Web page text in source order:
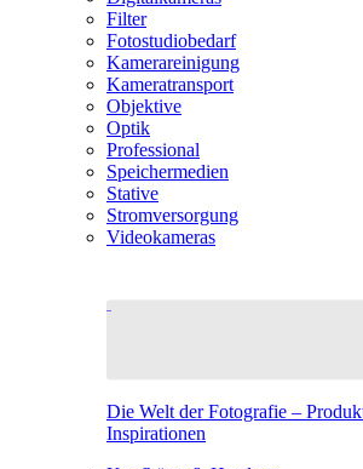
Filter
Fotostudiobedarf
Kamerareinigung
Kameratransport
Objektive
Optik
Professional
Speichermedien
Stative
Stromversorgung
Videokameras
Die Welt der Fotografie –
Inspirationen